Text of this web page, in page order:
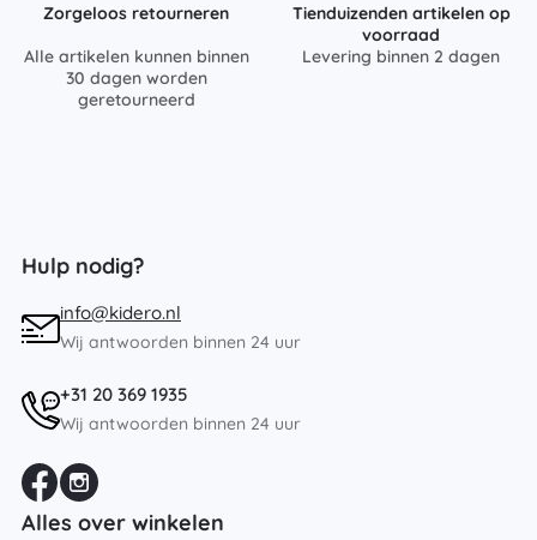
Zorgeloos retourneren
Alle artikelen kunnen binnen
30 dagen worden
geretourneerd
Tienduizenden artikelen op
voorraad
Levering binnen 2 dagen
Hulp nodig?
info@kidero.nl
Wij antwoorden binnen 24 uur
+31 20 369 1935
Wij antwoorden binnen 24 uur
Alles over winkelen